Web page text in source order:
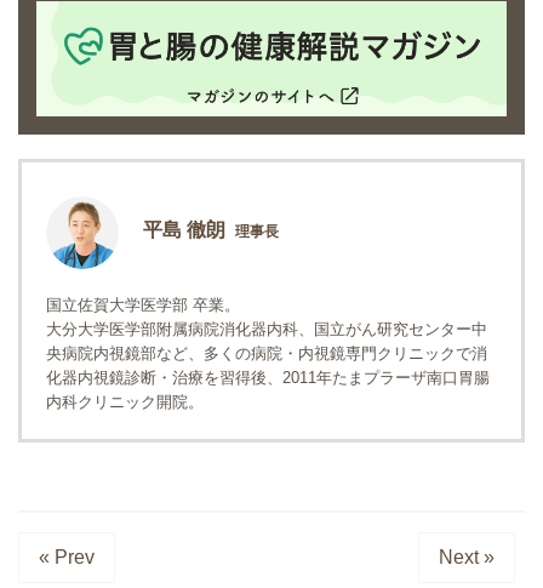
平島 徹朗 理事長
国立佐賀大学医学部 卒業。
大分大学医学部附属病院消化器内科、国立がん研究センター中
央病院内視鏡部など、多くの病院・内視鏡専門クリニックで消
化器内視鏡診断・治療を習得後、2011年たまプラーザ南口胃腸
内科クリニック開院。
« Prev Next »